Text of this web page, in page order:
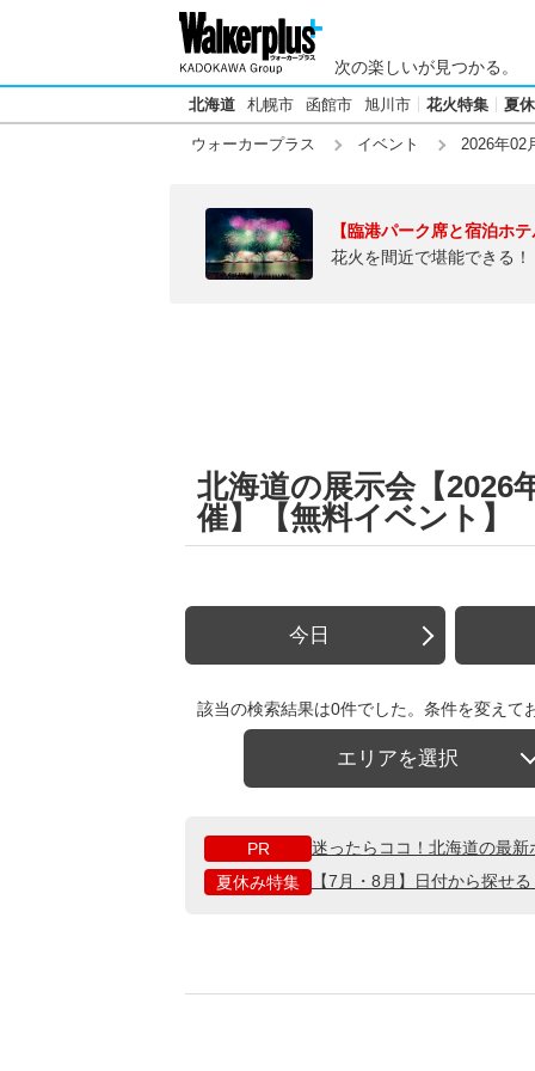
次の楽しいが見つかる。
北海道 札幌市 函館市 旭川市 花火特集 夏
ウォーカープラス イベント 2026年02
【臨港パーク席と宿泊ホ
花火を間近で堪能できる
北海道の展示会【2026
催】【無料イベント】
今日
該当の検索結果は0件でした。条件を変えて
エリアを選択
PR
迷ったらココ！北海道の最
夏休み特集
【7月・8月】日付から探せ